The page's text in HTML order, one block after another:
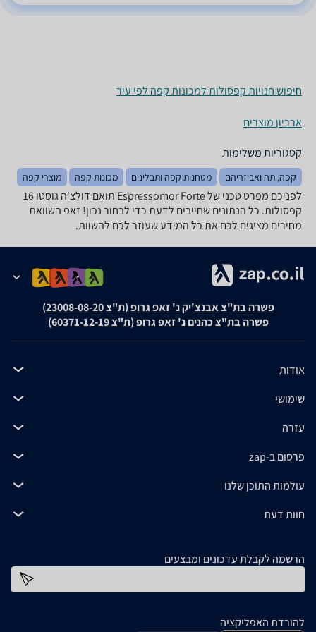
חיפוש חנויות קפסולות למכונות קפה לפי עיר
ארכיון מוצרים
קטגוריות משלימות
קפה, תה ואביזריהם מטחנות קפה ותבלינים מכונות קפה מוצרי קפה
לפניכם מפרט טכני של Espressomor Forte תואם דולצ'ה גוסטו 16
קפסולות. כל הנתונים שחייבים לדעת כדי לבחור נכון! זאפ השוואת
מחירים מציגים לכם את כל המידע שעוזר לכם להשוות.
פשרה בת"צ אבנצ'יק נ' זאפ גרופ (ת"צ 23008-08-20)
פשרה בת"צ כהנים נ' זאפ גרופ (ת"צ 60371-12-19)
אודות
שימושי
עזרה
פרסום ב-zap
עולמות התוכן שלנו
חוות דעת
הרשמה לקבלת עדכונים ומבצעים
להורדת האפליקציה